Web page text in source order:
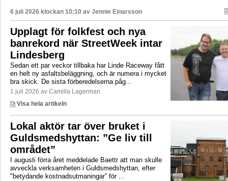
6 juli 2026 klockan 10:10 av Jennie Einarsson
Upplagt för folkfest och nya
banrekord när StreetWeek intar
Lindesberg
Sedan ett par veckor tillbaka har Linde Raceway fått
en helt ny asfaltsbeläggning, och är numera i mycket
bra skick. De sista förberedelserna påg...
1 juli 2026 av Camilla Lagerman
Visa hela artikeln
Lokal aktör tar över bruket i
Guldsmedshyttan: ”Ge liv till
området”
I augusti förra året meddelade Baettr att man skulle
avveckla verksamheten i Guldsmedshyttan, efter
"betydande kostnadsutmaningar” för ...